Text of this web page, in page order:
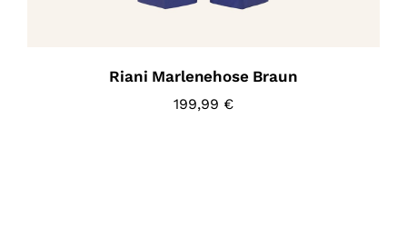
Riani Marlenehose Braun
199,99 €